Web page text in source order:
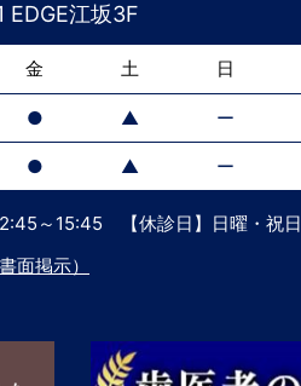
EDGE江坂3F
金 土 日
● ▲ ー
● ▲ ー
～15:45 【休診日】日曜・祝日
面掲示）